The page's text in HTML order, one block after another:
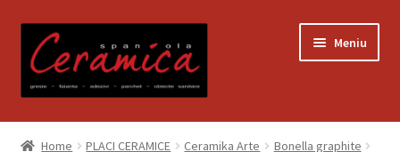
la
navigare
la
conținut
Meniu
Prima pagină
Home PLACI CERAMICE Ceramika Arte
Bonella graphite